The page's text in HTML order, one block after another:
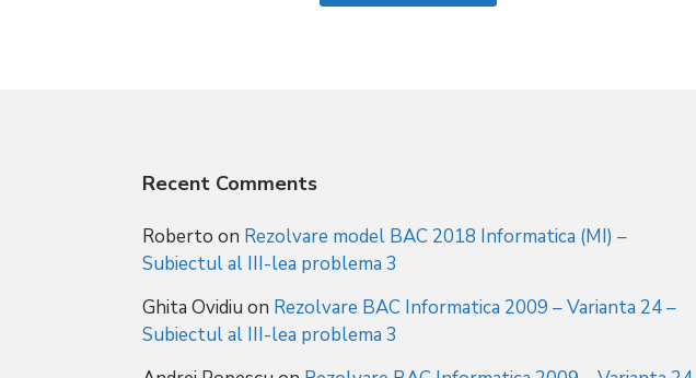
Recent Comments
Roberto on Rezolvare model BAC 2018 Informatica (MI) –
Subiectul al III-lea problema 3
Ghita Ovidiu on Rezolvare BAC Informatica 2009 – Varianta 24 –
Subiectul al III-lea problema 3